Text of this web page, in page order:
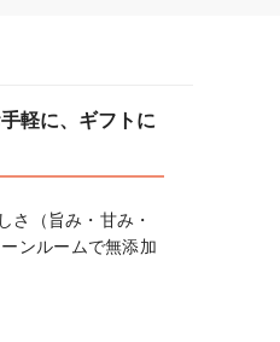
軽に、ギフトに
さ（旨み・甘み・
ンルームで無添加